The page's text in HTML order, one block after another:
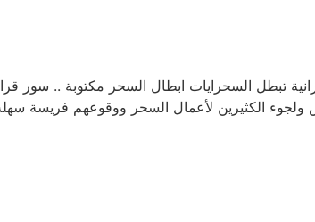
تبطل السحرايات ابطال السحر مكتوبة .. سور
الكثيرين لأعمال السحر ووقوعهم فريسة